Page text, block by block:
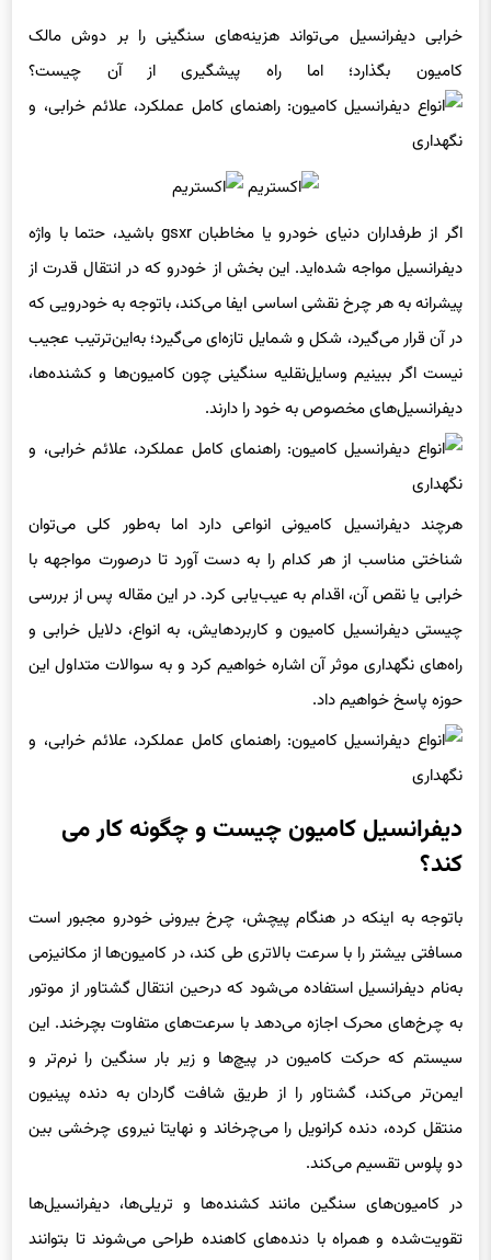
خرابی دیفرانسیل می‌تواند هزینه‌های سنگینی را بر دوش مالک
کامیون بگذارد؛ اما راه پیشگیری از آن چیست؟
اگر از طرفداران دنیای خودرو یا مخاطبان gsxr باشید، حتما با واژه
دیفرانسیل مواجه شده‌اید. این بخش از خودرو که در انتقال قدرت از
پیشرانه به هر چرخ نقشی اساسی ایفا می‌کند، باتوجه به خودرویی که
در آن قرار می‌گیرد، شکل و شمایل تازه‌ای می‌گیرد؛ به‌این‌ترتیب عجیب
نیست اگر ببینیم وسایل‌نقلیه سنگینی چون کامیون‌ها و کشنده‌ها،
دیفرانسیل‌های مخصوص به خود را دارند.
هرچند دیفرانسیل کامیونی انواعی دارد اما به‌طور کلی می‌توان
شناختی مناسب از هر کدام را به دست آورد تا درصورت مواجهه با
خرابی یا نقص آن، اقدام به عیب‌یابی کرد. در این مقاله پس از بررسی
چیستی دیفرانسیل کامیون و کاربردهایش، به انواع، دلایل خرابی و
راه‌های نگهداری موثر آن اشاره خواهیم کرد و به سوالات متداول این
حوزه پاسخ خواهیم داد.
دیفرانسیل کامیون چیست و چگونه کار می
کند؟
باتوجه به اینکه در هنگام پیچش، چرخ بیرونی خودرو مجبور است
مسافتی بیشتر را با سرعت بالاتری طی کند، در کامیون‌ها از مکانیزمی
به‌نام دیفرانسیل استفاده می‌شود که درحین انتقال گشتاور از موتور
به چرخ‌های محرک اجازه می‌دهد با سرعت‌های متفاوت بچرخند. این
سیستم که حرکت کامیون در پیچ‌ها و زیر بار سنگین را نرم‌تر و
ایمن‌تر می‌کند، گشتاور را از طریق شافت گاردان به دنده پینیون
منتقل کرده، دنده کرانویل را می‌چرخاند و نهایتا نیروی چرخشی بین
دو پلوس تقسیم می‌کند.
در کامیون‌های سنگین مانند کشنده‌ها و تریلی‌ها، دیفرانسیل‌ها
تقویت‌شده و همراه با دنده‌های کاهنده طراحی می‌شوند تا بتوانند